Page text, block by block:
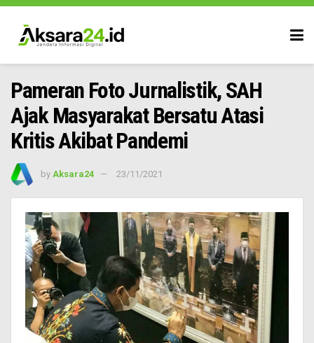
Pameran Foto Jurnalistik, SAH
Ajak Masyarakat Bersatu Atasi
Kritis Akibat Pandemi
by Aksara24 23/11/2021